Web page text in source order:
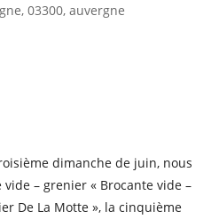
03300, auvergne
dimanche de juin, nous
– grenier « Brocante vide –
De La Motte », la cinquième